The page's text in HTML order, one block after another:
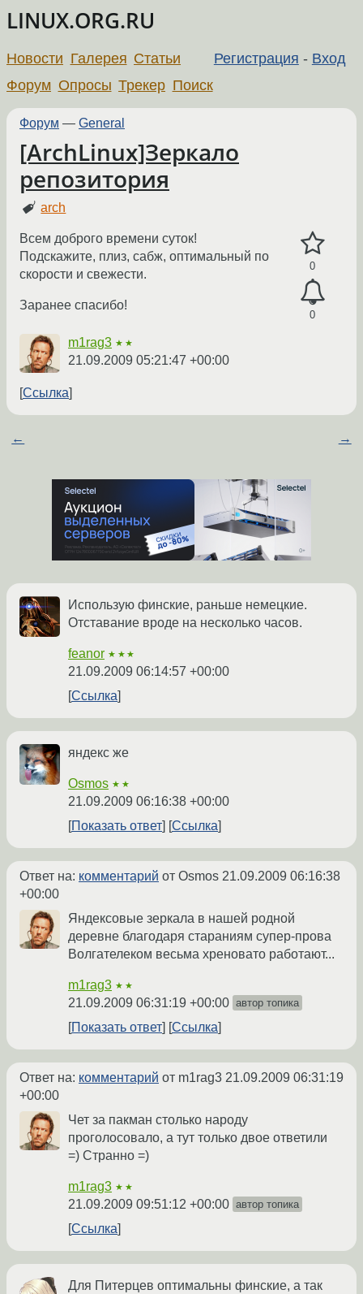
LINUX.ORG.RU
Регистрация - Вход
Новости Галерея Статьи
Форум Опросы Трекер Поиск
Форум — General
[ArchLinux]Зеркало
репозитория
arch
0
0
Всем доброго времени суток!
Подскажите, плиз, сабж, оптимальный по
скорости и свежести.
Заранее спасибо!
m1rag3 ★★
21.09.2009 05:21:47 +00:00
Ссылка
← →
Использую финские, раньше немецкие.
Отставание вроде на несколько часов.
feanor ★★★
21.09.2009 06:14:57 +00:00
Ссылка
яндекс же
Osmos ★★
21.09.2009 06:16:38 +00:00
Показать ответ
Ссылка
Ответ на: комментарий от Osmos 21.09.2009 06:16:38
+00:00
Яндексовые зеркала в нашей родной
деревне благодаря стараниям супер-прова
Волгателеком весьма хреновато работают...
m1rag3 ★★
21.09.2009 06:31:19 +00:00 автор топика
Показать ответ Ссылка
Ответ на: комментарий от m1rag3 21.09.2009 06:31:19
+00:00
Чет за пакман столько народу
проголосовало, а тут только двое ответили
=) Странно =)
m1rag3 ★★
21.09.2009 09:51:12 +00:00 автор топика
Ссылка
Для Питерцев оптимальны финские, а так